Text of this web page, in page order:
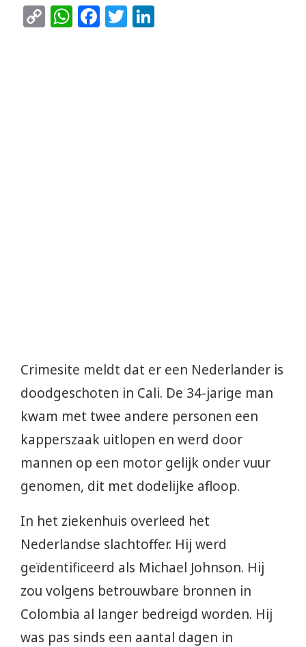
CopyWhatsApp
Facebook
Twitter
Crimesite meldt dat er een Nederlander is
doodgeschoten in Cali. De 34-jarige man
kwam met twee andere personen een
kapperszaak uitlopen en werd door
mannen op een motor gelijk onder vuur
genomen, dit met dodelijke afloop.
In het ziekenhuis overleed het
Nederlandse slachtoffer. Hij werd
geïdentificeerd als Michael Johnson. Hij
zou volgens betrouwbare bronnen in
Colombia al langer bedreigd worden. Hij
was pas sinds een aantal dagen in